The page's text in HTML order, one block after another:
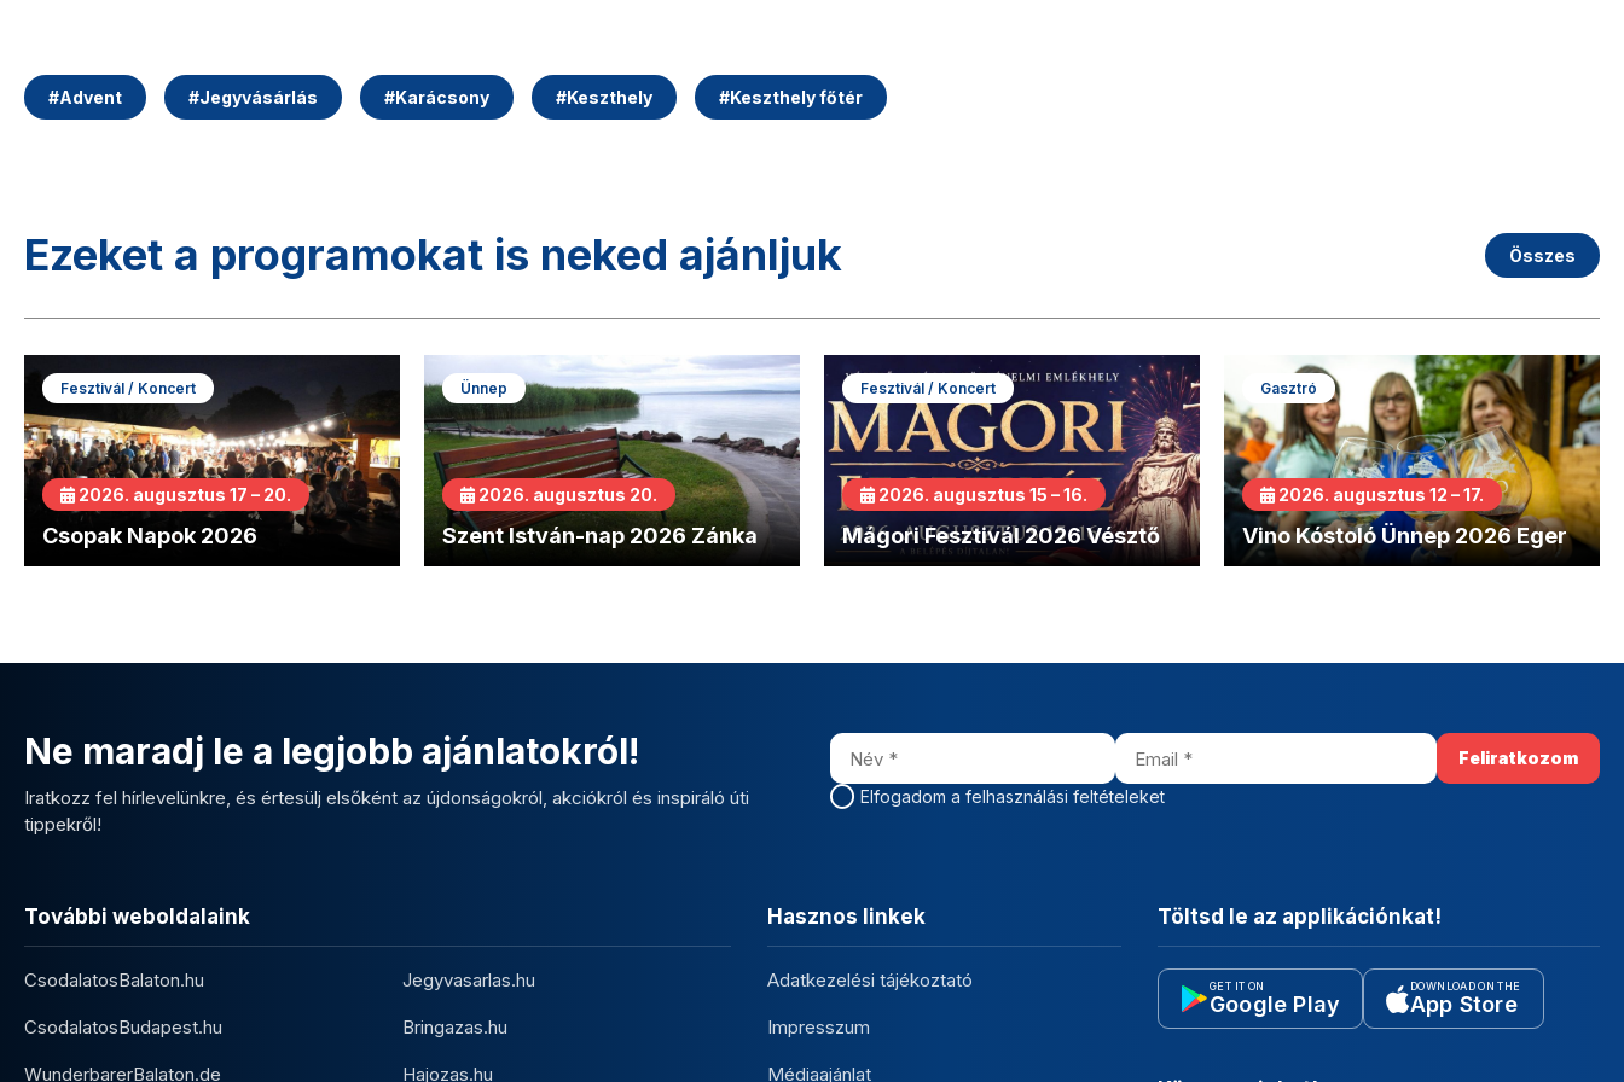
#Advent #Jegyvásárlás #Karácsony #Keszthely #Keszthely főtér
Ezeket a programokat is neked ajánljuk Összes
Fesztivál / Koncert
2026. augusztus 17 – 20.
Csopak Napok 2026
Ünnep
2026. augusztus 20.
Szent István-nap 2026 Zánka
Fesztivál / Koncert
2026. augusztus 15 – 16.
Mágori Fesztivál 2026 Vésztő
Gasztró
2026. augusztus 12 – 17.
Vino Kóstoló Ünnep 2026 Eger
Ne maradj le a legjobb ajánlatokról!
Iratkozz fel hírlevelünkre, és értesülj elsőként az újdonságokról, akciókról és inspiráló úti
tippekről!
Elfogadom a felhasználási feltételeket
További weboldalaink
CsodalatosBalaton.hu
CsodalatosBudapest.hu
WunderbarerBalaton.de
Jegyvasarlas.hu
Bringazas.hu
Hajozas.hu
Hasznos linkek
Adatkezelési tájékoztató
Impresszum
Médiaajánlat
Töltsd le az applikációnkat!
GET IT ON
Google Play
DOWNLOAD ON THE
App Store